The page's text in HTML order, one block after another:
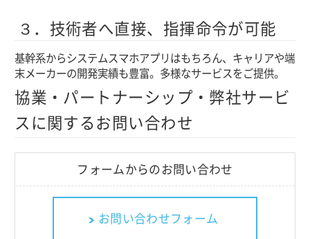
３．技術者へ直接、指揮命令が可能
基幹系からシステムスマホアプリはもちろん、キャリアや端
末メーカーの開発実績も豊富。多様なサービスをご提供。
協業・パートナーシップ・弊社サービ
スに関するお問い合わせ
フォームからのお問い合わせ
お問い合わせフォーム